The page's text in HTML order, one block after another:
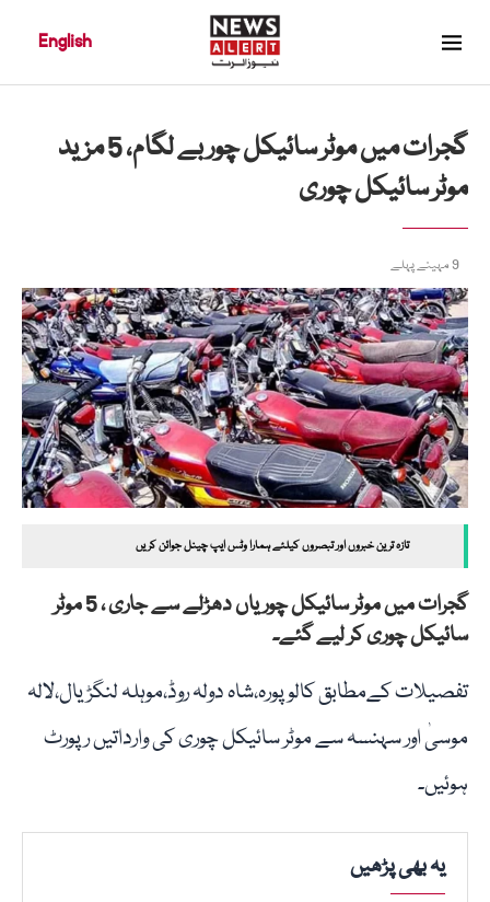
English
گجرات میں موٹر سائیکل چور بے لگام، 5 مزید
موٹر سائیکل چوری
9 مہینے پہلے
تازہ ترین خبروں اور تبصروں کیلئے ہمارا وٹس ایپ چینل جوائن کریں
گجرات میں موٹر سائیکل چوریاں دھڑلے سے جاری ، 5 موٹر
سائیکل چوری کر لیے گئے۔
تفصیلات کےمطابق کالوپورہ،شاہ دولہ روڈ،موہلہ لنگڑیال،لالہ
موسیٰ اور سہنسہ سے موٹر سائیکل چوری کی وارداتیں رپورٹ
ہوئیں۔
یہ بھی پڑھیں